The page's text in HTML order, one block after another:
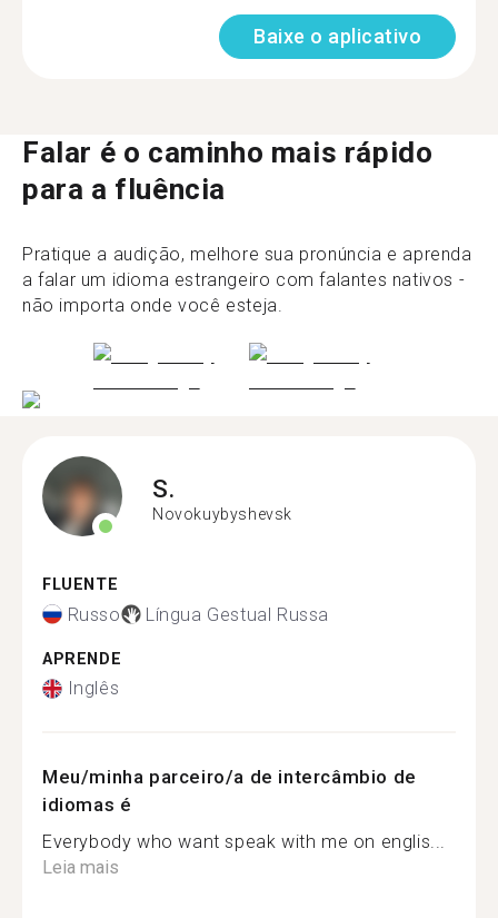
Baixe o aplicativo
Falar é o caminho mais rápido
para a fluência
Pratique a audição, melhore sua pronúncia e aprenda
a falar um idioma estrangeiro com falantes nativos -
não importa onde você esteja.
S.
Novokuybyshevsk
FLUENTE
Russo Língua Gestual Russa
APRENDE
Inglês
Meu/minha parceiro/a de intercâmbio de
idiomas é
Everybody who want speak with me on englis...
Leia mais